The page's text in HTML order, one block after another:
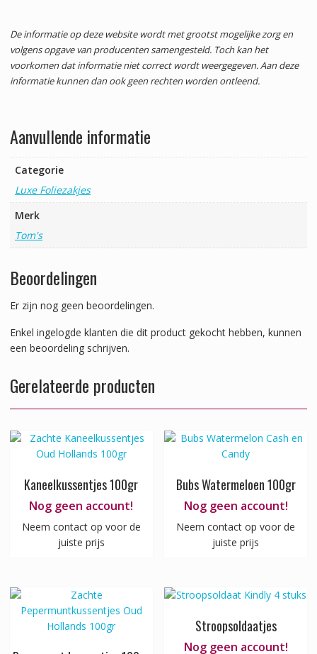
De informatie op deze website wordt met grootst mogelijke zorg en
volgens opgave van producenten samengesteld. Toch kan het
voorkomen dat informatie niet correct wordt weergegeven. Aan deze
informatie kunnen dan ook geen rechten worden ontleend.
Aanvullende informatie
Categorie
Luxe Foliezakjes
Merk
Tom's
Beoordelingen
Er zijn nog geen beoordelingen.
Enkel ingelogde klanten die dit product gekocht hebben, kunnen
een beoordeling schrijven.
Gerelateerde producten
Kaneelkussentjes 100gr
Nog geen account!
Neem contact op voor de
juiste prijs
Bubs Watermeloen 100gr
Nog geen account!
Neem contact op voor de
juiste prijs
Stroopsoldaatjes
Nog geen account!